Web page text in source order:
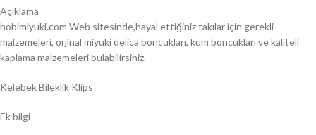
Açıklama
hobimiyuki.com Web sitesinde,hayal ettiğiniz takılar için gerekli
malzemeleri, orjinal miyuki delica boncukları, kum boncukları ve kaliteli
kaplama malzemeleri bulabilirsiniz.
Kelebek Bileklik Klips
Ek bilgi